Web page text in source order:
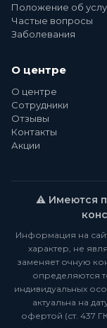
Положение об
Частые вопросы
Заболевания
О центре
О центре
Сотрудники
Отзывы
Контакты
Акции
⚠️ Имеются
Информация на
характер, не
заменяет очную
определяются
индивидуальных
актуальна на
офертой (ст. 437